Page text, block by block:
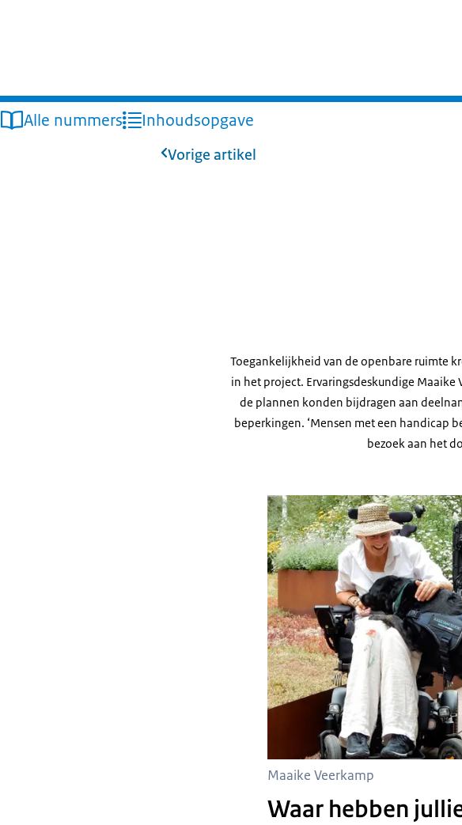
Alle nummers Inhoudsopgave
Vorige artikel
Toegankelijkheid van de openbare ruimte
in het project. Ervaringsdeskundige Maaike
de plannen konden bijdragen aan
beperkingen. ‘Mensen met een handicap
bezoek aan het
Maaike Veerkamp
Waar hebben